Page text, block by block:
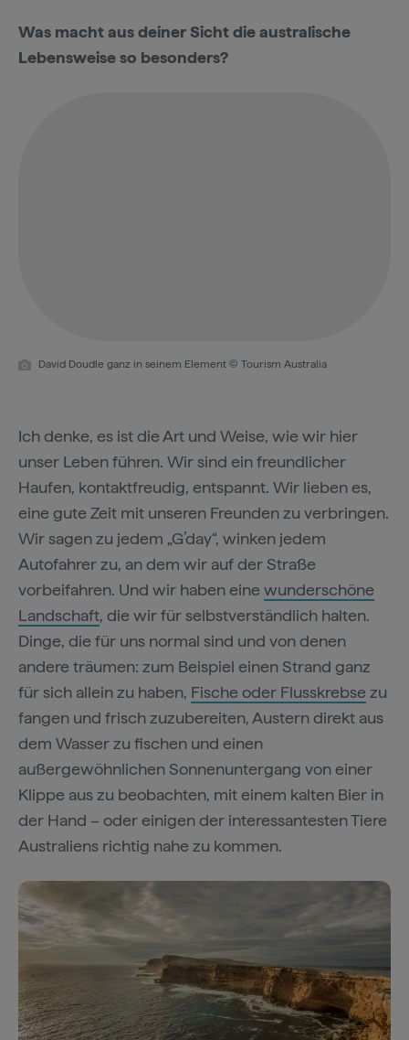
Was macht aus deiner Sicht die australische
Lebensweise so besonders?
David Doudle ganz in seinem Element © Tourism Australia
Ich denke, es ist die Art und Weise, wie wir hier
unser Leben führen. Wir sind ein freundlicher
Haufen, kontaktfreudig, entspannt. Wir lieben es,
eine gute Zeit mit unseren Freunden zu verbringen.
Wir sagen zu jedem „G’day“, winken jedem
Autofahrer zu, an dem wir auf der Straße
vorbeifahren. Und wir haben eine wunderschöne
Landschaft, die wir für selbstverständlich halten.
Dinge, die für uns normal sind und von denen
andere träumen: zum Beispiel einen Strand ganz
für sich allein zu haben, Fische oder Flusskrebse zu
fangen und frisch zuzubereiten, Austern direkt aus
dem Wasser zu fischen und einen
außergewöhnlichen Sonnenuntergang von einer
Klippe aus zu beobachten, mit einem kalten Bier in
der Hand – oder einigen der interessantesten Tiere
Australiens richtig nahe zu kommen.